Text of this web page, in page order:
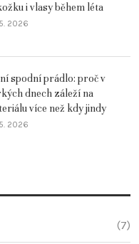
i vlasy během léta
2026
spodní prádlo: proč v
dnech záleží na
více než kdy jindy
2026
(7)